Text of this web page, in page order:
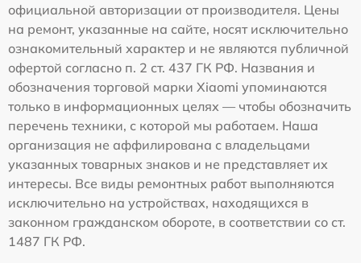
официальной авторизации от производителя. Цены
на ремонт, указанные на сайте, носят исключительно
ознакомительный характер и не являются публичной
офертой согласно п. 2 ст. 437 ГК РФ. Названия и
обозначения торговой марки Xiaomi упоминаются
только в информационных целях — чтобы обозначить
перечень техники, с которой мы работаем. Наша
организация не аффилирована с владельцами
указанных товарных знаков и не представляет их
интересы. Все виды ремонтных работ выполняются
исключительно на устройствах, находящихся в
законном гражданском обороте, в соответствии со ст.
1487 ГК РФ.